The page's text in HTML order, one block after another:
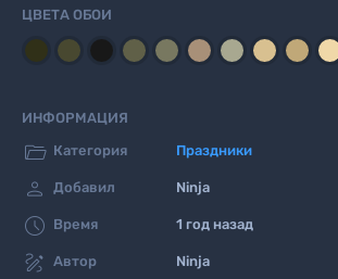
ЦВЕТА ОБОИ
ИНФОРМАЦИЯ
 Категория Праздники
 Добавил Ninja
 Время 1 год назад
 Автор Ninja